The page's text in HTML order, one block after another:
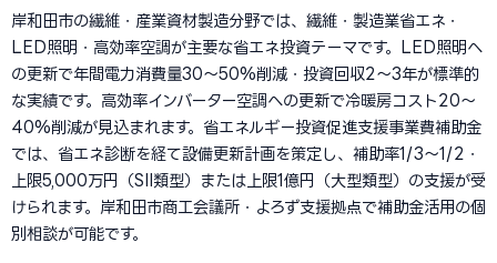
岸和田市の繊維・産業資材製造分野では、繊維・製造業省エネ・
LED照明・高効率空調が主要な省エネ投資テーマです。LED照明へ
の更新で年間電力消費量30〜50%削減・投資回収2〜3年が標準的
な実績です。高効率インバーター空調への更新で冷暖房コスト20〜
40%削減が見込まれます。省エネルギー投資促進支援事業費補助金
では、省エネ診断を経て設備更新計画を策定し、補助率1/3〜1/2・
上限5,000万円（SII類型）または上限1億円（大型類型）の支援が受
けられます。岸和田市商工会議所・よろず支援拠点で補助金活用の個
別相談が可能です。